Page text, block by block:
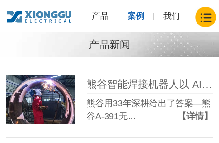
产品 案例 我们
产品新闻
熊谷智能焊接机器人以 AI 之力铸就工业新高度
熊谷用33年深耕给出了答案—熊
谷A-391无…
【详情】